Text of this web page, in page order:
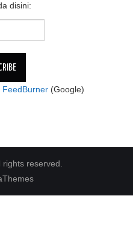
disini:
FeedBurner (Google)
reserved.